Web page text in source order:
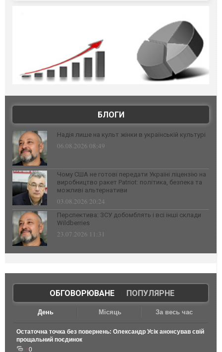
БЛОГИ
Надія лише на культ жінки в українській культурі
06.08.2026 08:49
Чому США не готові передати Україні ліцензію на
виробництво ракет Patriot: політика, безпека та
можливі альтернативи
03.08.2026 20:24
Перспектива: ЗСУ добомблять і всі інші склади
Wildberries
23.07.2026 11:31
ОБГОВОРЮВАНЕ| ПОПУЛЯРНЕ
День Місяць За весь час
Остаточна точка без повернень: Олександр Усік анонсував свій
прощальний поєдинок
0